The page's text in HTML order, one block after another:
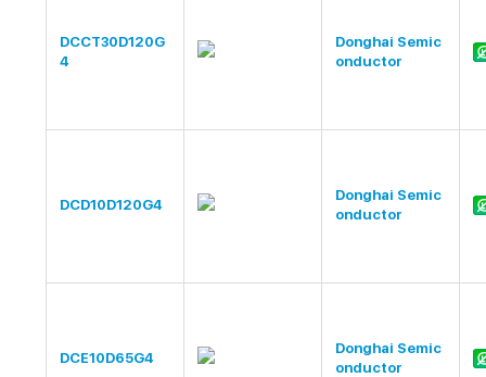
DCCT30D120G
4
Donghai Semic
onductor
DCD10D120G4
Donghai Semic
onductor
DCE10D65G4
Donghai Semic
onductor